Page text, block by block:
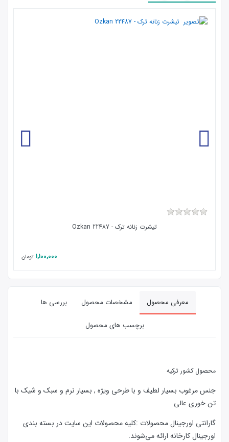
تیشرت زنانه ترک - 22487 Ozkan
1,100,000 تومان
معرفی محصول مشخصات محصول بررسی ها
برچسب های محصول
محصول کشور ترکیه
جنس مرغوب بسیار لطیف و با طرحی ویژه , بسیار نرم و سبک و شیک با
تن خوری عالی
گارانتی اورجینال محصولات :كليه محصولات این سایت در بسته بندی
اورجینال کارخانه ارائه‌‌ می‌شوند.